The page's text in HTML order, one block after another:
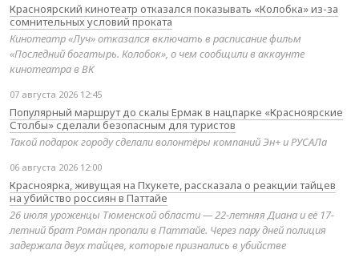
Красноярский кинотеатр отказался показывать «Колобка» из-за
сомнительных условий проката
Кинотеатр «Луч» отказался включать в расписание фильм
«Последний богатырь. Колобок», о чем сообщили в аккаунте
кинотеатра в ВК
07 августа 2026 12:45
Популярный маршрут до скалы Ермак в нацпарке «Красноярские
Столбы» сделали безопасным для туристов
Такой подарок городу сделали волонтёры компаний Эн+ и РУСАЛа
06 августа 2026 12:00
Красноярка, живущая на Пхукете, рассказала о реакции тайцев
на убийство россиян в Паттайе
26 июля уроженцы Тюменской области — 22-летняя Диана и её 17-
летний брат Роман пропали в Паттайе. Через пару дней полиция
задержала двух тайцев, которые признались в убийстве